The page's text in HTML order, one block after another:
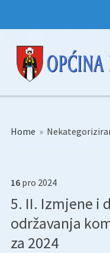
Home »
16 pro 2024
5. II. Izmjene i
održavanja
za 2024